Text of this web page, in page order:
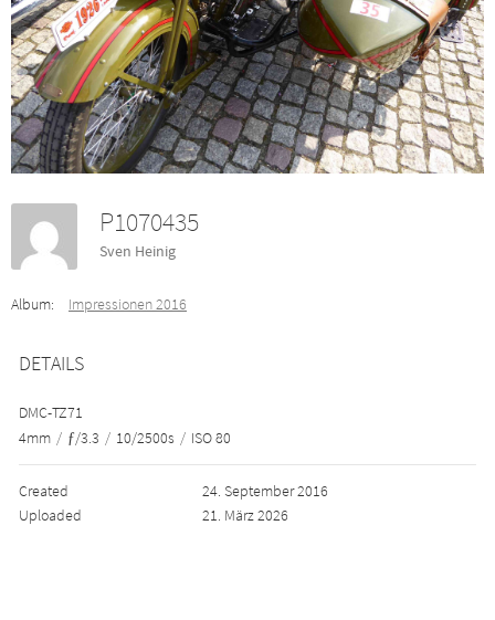
P1070435
Sven Heinig
Album: Impressionen 2016
DETAILS
DMC-TZ71
4mm / ƒ/3.3 / 10/2500s / ISO 80
Created
24. September 2016
Uploaded
21. März 2026